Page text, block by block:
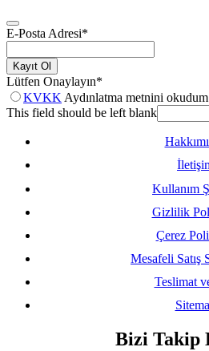
E-Posta Adresi*
Kayıt Ol
Lütfen Onaylayın*
KVKK Aydınlatma metnini
This field should be left blank
Kullanım
Gizlilik
Çerez
Mesafeli Satış
Teslimat
Bizi Takip